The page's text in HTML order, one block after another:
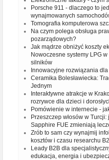
Porsche 911 - dlaczego to
wynajmowanych
Tomografia komputerowa
Na czym polega obsługa
pozarządowych?
Jak mądrze obniżyć koszty
Nowoczesne systemy LPG
silników
Innowacyjne rozwiązania
Ceramika Bolesławiecka:
Jednym
Interaktywne atrakcje w
rozrywce dla dzieci i
Pomówienie w internecie -
Przeszczep włosów w
Sapphire FUE zmieniają
Zrób to sam czy wynajmij
kosztów i czasu researchu
Leady B2B dla
edukacja, energia i